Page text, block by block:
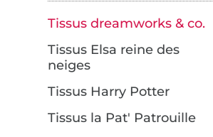
Tissus dreamworks & co.
Tissus Elsa reine des
neiges
Tissus Harry Potter
Tissus la Pat' Patrouille